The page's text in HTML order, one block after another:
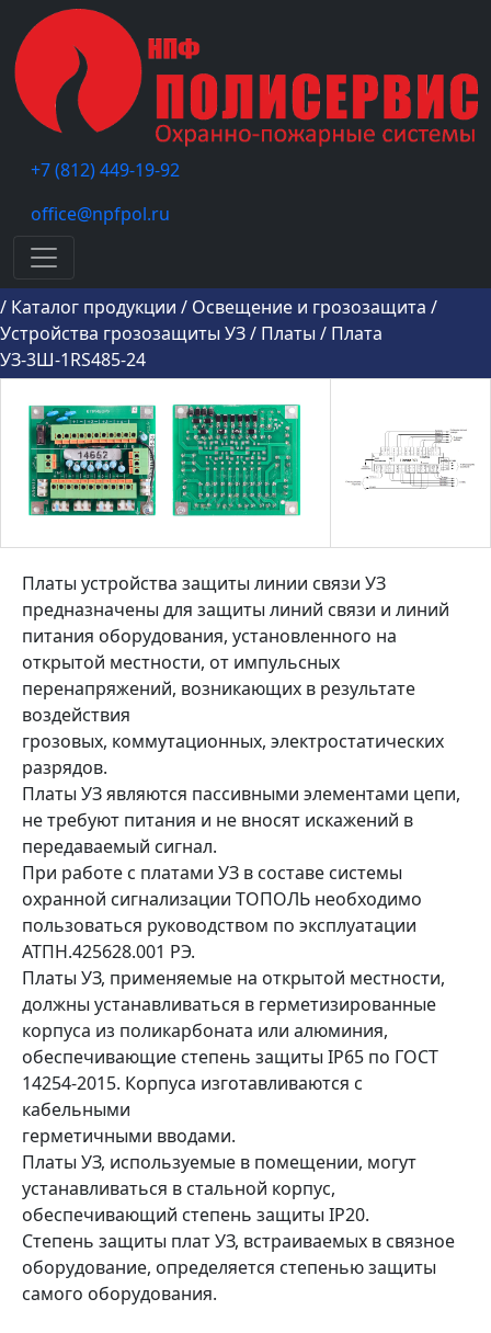
+7 (812) 449-19-92
office@npfpol.ru
Меню
/ Каталог продукции / Освещение и грозозащита /
Устройства грозозащиты УЗ/ Платы / Плата
УЗ-3Ш-1RS485-24
Платы устройства защиты линии связи УЗ
предназначены для защиты линий связи и линий
питания оборудования, установленного на
открытой местности, от импульсных
перенапряжений, возникающих в результате
воздействия
грозовых, коммутационных, электростатических
разрядов.
Платы УЗ являются пассивными элементами цепи,
не требуют питания и не вносят искажений в
передаваемый сигнал.
При работе с платами УЗ в составе системы
охранной сигнализации ТОПОЛЬ необходимо
пользоваться руководством по эксплуатации
АТПН.425628.001 РЭ.
Платы УЗ, применяемые на открытой местности,
должны устанавливаться в герметизированные
корпуса из поликарбоната или алюминия,
обеспечивающие степень защиты IP65 по ГОСТ
14254-2015. Корпуса изготавливаются с
кабельными
герметичными вводами.
Платы УЗ, используемые в помещении, могут
устанавливаться в стальной корпус,
обеспечивающий степень защиты IP20.
Степень защиты плат УЗ, встраиваемых в связное
оборудование, определяется степенью защиты
самого оборудования.